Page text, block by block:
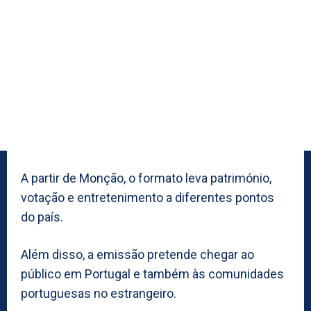
A partir de Monção, o formato leva património,
votação e entretenimento a diferentes pontos
do país.
Além disso, a emissão pretende chegar ao
público em Portugal e também às comunidades
portuguesas no estrangeiro.